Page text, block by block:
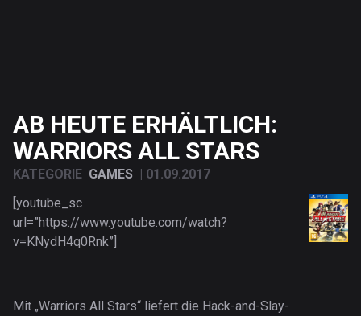
AB HEUTE ERHÄLTLICH:
WARRIORS ALL STARS
KATEGORIE GAMES | 01.09.2017
[youtube_sc
url=”https://www.youtube.com/watch?
v=KNydH4q0Rnk”]
Mit „Warriors All Stars“ liefert die Hack-and-Slay-